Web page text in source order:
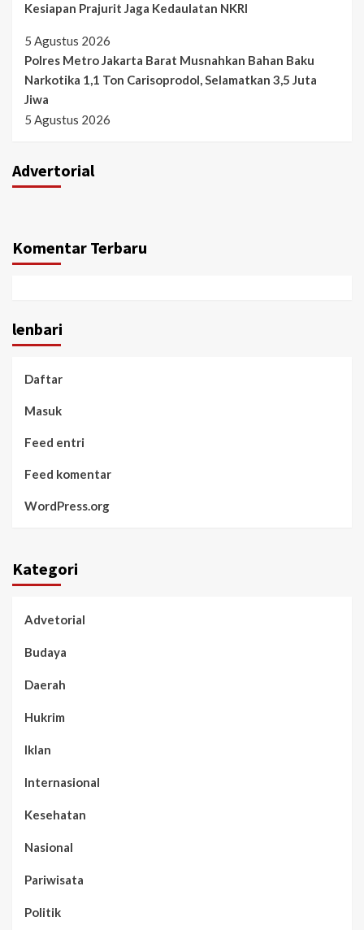
Kesiapan Prajurit Jaga Kedaulatan NKRI
5 Agustus 2026
Polres Metro Jakarta Barat Musnahkan Bahan Baku
Narkotika 1,1 Ton Carisoprodol, Selamatkan 3,5 Juta
Jiwa
5 Agustus 2026
Advertorial
Komentar Terbaru
lenbari
Daftar
Masuk
Feed entri
Feed komentar
WordPress.org
Kategori
Advetorial
Budaya
Daerah
Hukrim
Iklan
Internasional
Kesehatan
Nasional
Pariwisata
Politik